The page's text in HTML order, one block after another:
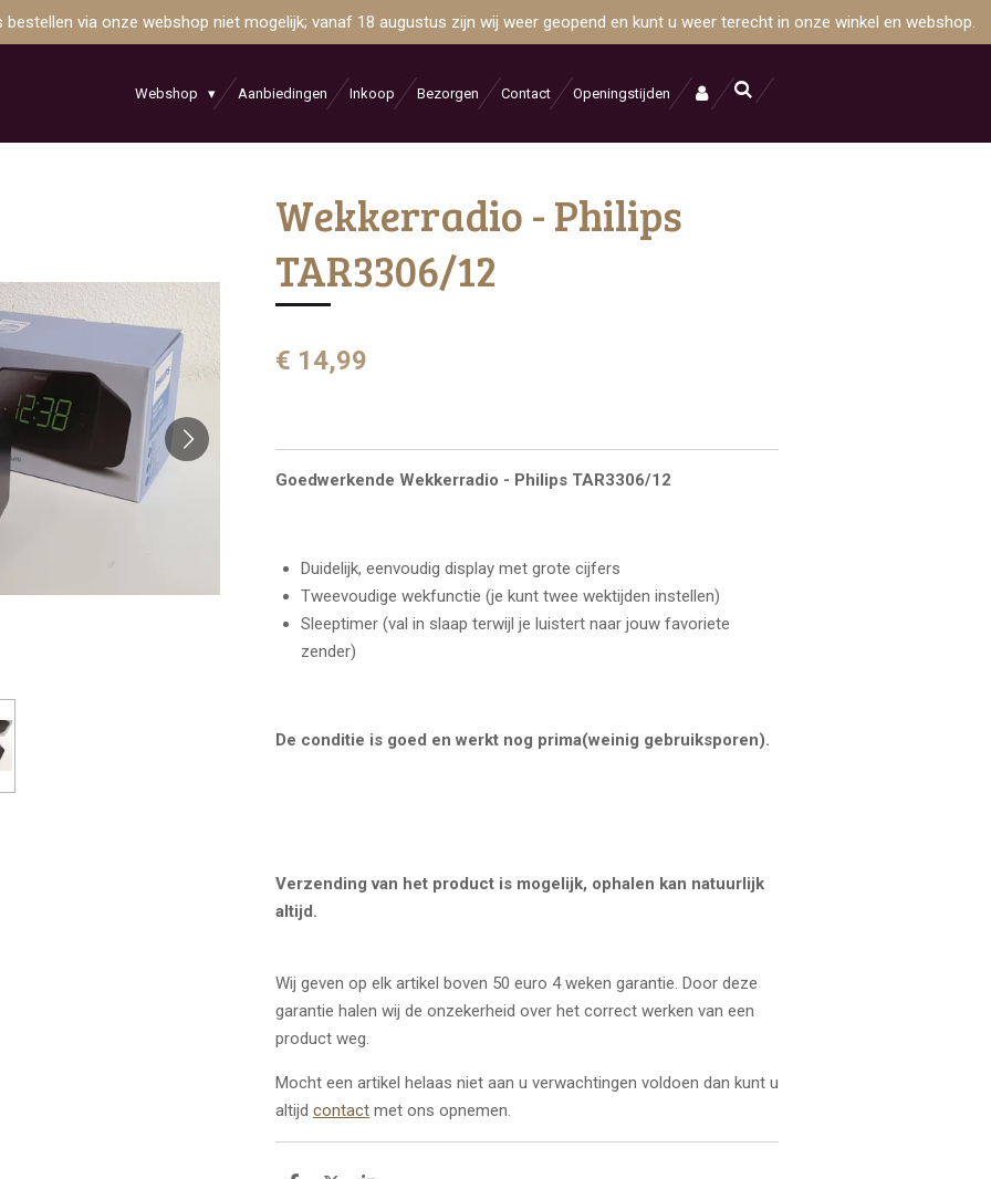
via onze webshop niet mogelijk; vanaf 18 augustus zijn wij weer geopend en kunt u weer terecht in onze winkel en webshop.
Webshop Aanbiedingen Inkoop Bezorgen Contact Openingstijden
Wekkerradio - Philips
TAR3306/12
€ 14,99
Goedwerkende Wekkerradio - Philips TAR3306/12
Duidelijk, eenvoudig display met grote cijfers
Tweevoudige wekfunctie (je kunt twee wektijden instellen)
Sleeptimer (val in slaap terwijl je luistert naar jouw favoriete
zender)
De conditie is goed en werkt nog prima(weinig gebruiksporen).
Verzending van het product is mogelijk, ophalen kan natuurlijk
altijd.
Wij geven op elk artikel boven 50 euro 4 weken garantie. Door deze
garantie halen wij de onzekerheid over het correct werken van een
product weg.
Mocht een artikel helaas niet aan u verwachtingen voldoen dan kunt u
altijd contact met ons opnemen.